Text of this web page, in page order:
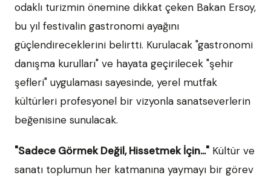
odaklı turizmin önemine dikkat çeken Bakan Ersoy,
bu yıl festivalin gastronomi ayağını
güçlendireceklerini belirtti. Kurulacak "gastronomi
danışma kurulları" ve hayata geçirilecek "şehir
şefleri" uygulaması sayesinde, yerel mutfak
kültürleri profesyonel bir vizyonla sanatseverlerin
beğenisine sunulacak.
"Sadece Görmek Değil, Hissetmek İçin..." Kültür ve
sanatı toplumun her katmanına yaymayı bir görev